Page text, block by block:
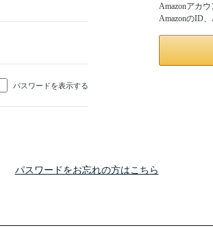
パスワードを表示する
パスワードをお忘れの方はこちら
Amazonアカ
AmazonのID